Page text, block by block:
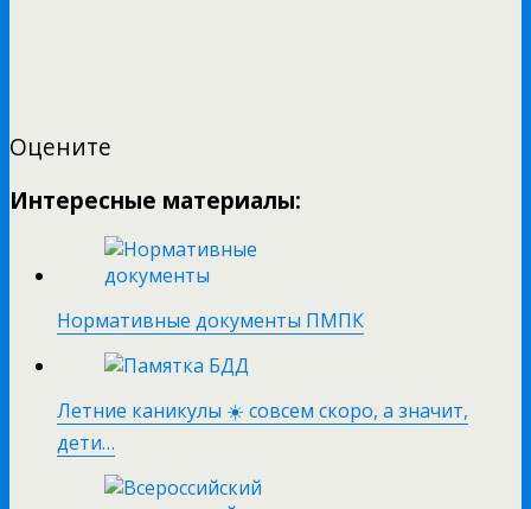
Оцените
Интересные материалы:
Нормативные документы ПМПК
Летние каникулы ☀️ совсем скоро, а значит,
дети…